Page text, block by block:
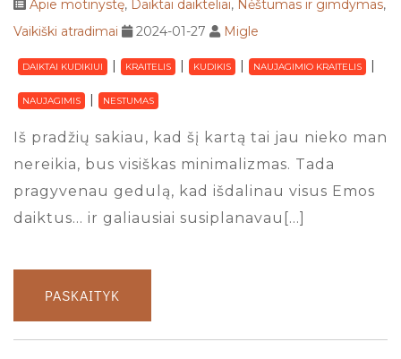
Apie motinystę, Daiktai daikteliai, Nėštumas ir gimdymas,
Vaikiški atradimai
2024-01-27 Migle
DAIKTAI KUDIKIUI KRAITELIS KUDIKIS NAUJAGIMIO KRAITELIS
NAUJAGIMIS NESTUMAS
Iš pradžių sakiau, kad šį kartą tai jau nieko man
nereikia, bus visiškas minimalizmas. Tada
pragyvenau gedulą, kad išdalinau visus Emos
daiktus… ir galiausiai susiplanavau[…]
PASKAITYK